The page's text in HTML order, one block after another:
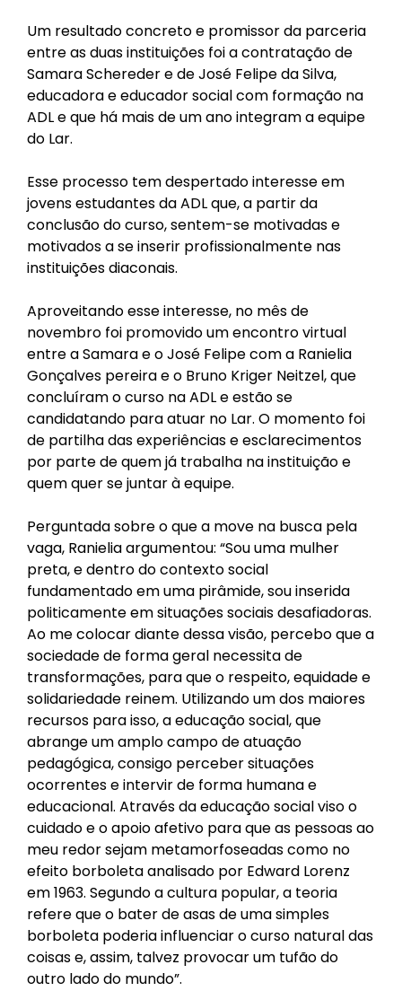
Um resultado concreto e promissor da parceria
entre as duas instituições foi a contratação de
Samara Schereder e de José Felipe da Silva,
educadora e educador social com formação na
ADL e que há mais de um ano integram a equipe
do Lar.
Esse processo tem despertado interesse em
jovens estudantes da ADL que, a partir da
conclusão do curso, sentem-se motivadas e
motivados a se inserir profissionalmente nas
instituições diaconais.
Aproveitando esse interesse, no mês de
novembro foi promovido um encontro virtual
entre a Samara e o José Felipe com a Ranielia
Gonçalves pereira e o Bruno Kriger Neitzel, que
concluíram o curso na ADL e estão se
candidatando para atuar no Lar. O momento foi
de partilha das experiências e esclarecimentos
por parte de quem já trabalha na instituição e
quem quer se juntar à equipe.
Perguntada sobre o que a move na busca pela
vaga, Ranielia argumentou: “Sou uma mulher
preta, e dentro do contexto social
fundamentado em uma pirâmide, sou inserida
politicamente em situações sociais desafiadoras.
Ao me colocar diante dessa visão, percebo que a
sociedade de forma geral necessita de
transformações, para que o respeito, equidade e
solidariedade reinem. Utilizando um dos maiores
recursos para isso, a educação social, que
abrange um amplo campo de atuação
pedagógica, consigo perceber situações
ocorrentes e intervir de forma humana e
educacional. Através da educação social viso o
cuidado e o apoio afetivo para que as pessoas ao
meu redor sejam metamorfoseadas como no
efeito borboleta analisado por Edward Lorenz
em 1963. Segundo a cultura popular, a teoria
refere que o bater de asas de uma simples
borboleta poderia influenciar o curso natural das
coisas e, assim, talvez provocar um tufão do
outro lado do mundo”.